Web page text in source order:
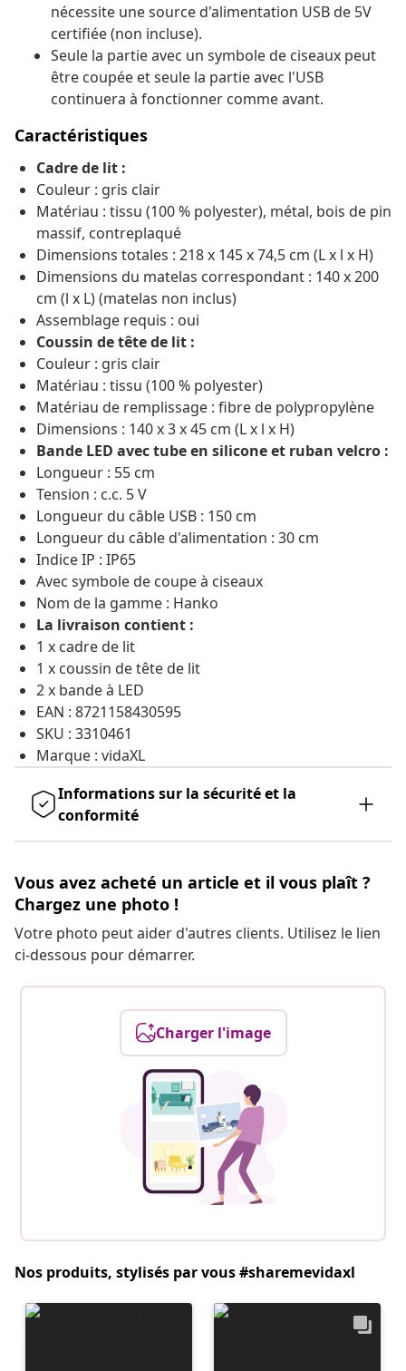
nécessite une source d'alimentation USB de 5V
certifiée (non incluse).
Seule la partie avec un symbole de ciseaux peut
être coupée et seule la partie avec l'USB
continuera à fonctionner comme avant.
Caractéristiques
Cadre de lit :
Couleur : gris clair
Matériau : tissu (100 % polyester), métal, bois de pin
massif, contreplaqué
Dimensions totales : 218 x 145 x 74,5 cm (L x l x H)
Dimensions du matelas correspondant : 140 x 200
cm (l x L) (matelas non inclus)
Assemblage requis : oui
Coussin de tête de lit :
Couleur : gris clair
Matériau : tissu (100 % polyester)
Matériau de remplissage : fibre de polypropylène
Dimensions : 140 x 3 x 45 cm (L x l x H)
Bande LED avec tube en silicone et ruban velcro :
Longueur : 55 cm
Tension : c.c. 5 V
Longueur du câble USB : 150 cm
Longueur du câble d'alimentation : 30 cm
Indice IP : IP65
Avec symbole de coupe à ciseaux
Nom de la gamme : Hanko
La livraison contient :
1 x cadre de lit
1 x coussin de tête de lit
2 x bande à LED
EAN : 8721158430595
SKU : 3310461
Marque : vidaXL
Informations sur la sécurité et la
conformité
Vous avez acheté un article et il vous plaît ?
Chargez une photo !
Votre photo peut aider d'autres clients. Utilisez le lien
ci-dessous pour démarrer.
Charger l'image
Nos produits, stylisés par vous #sharemevidaxl